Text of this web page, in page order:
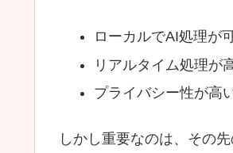
ローカルでAI処理が
リアルタイム処理が
プライバシー性が高
しかし重要なのは、その先